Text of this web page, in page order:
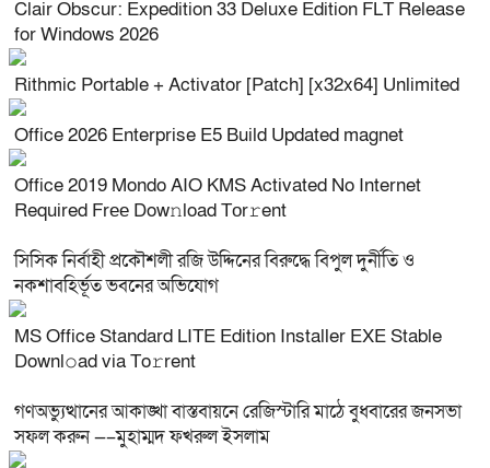
Clair Obscur: Expedition 33 Deluxe Edition FLT Release
for Windows 2026
Rithmic Portable + Activator [Patch] [x32x64] Unlimited
Office 2026 Enterprise E5 Build Updated magnet
Office 2019 Mondo AIO KMS Activated No Internet
Required Frее Dow𝚗load Tоr𝚛ent
সিসিক নির্বাহী প্রকৌশলী রজি উদ্দিনের বিরুদ্ধে বিপুল দুর্নীতি ও
নকশাবহির্ভূত ভবনের অভিযোগ
MS Office Standard LITE Edition Installer EXE Stable
Downl𝚘ad via To𝚛rent
গণঅভ্যুত্থানের আকাঙ্খা বাস্তবায়নে রেজিস্টারি মাঠে বুধবারের জনসভা
সফল করুন —–মুহাম্মদ ফখরুল ইসলাম